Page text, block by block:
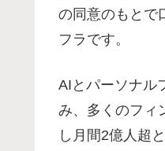
の同意のもとで
フラです。
AIとパーソナル
み、多くのフィ
し月間2億人超